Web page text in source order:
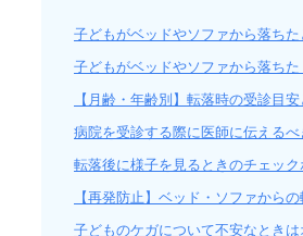
子どもがベッドやソファから落ち
子どもがベッドやソファから落ち
【月齢・年齢別】転落時の受診目
病院を受診する際に医師に伝えるべ
転落後に様子を見るときのチェッ
【再発防止】ベッド・ソファから
子どものケガについて不安なとき